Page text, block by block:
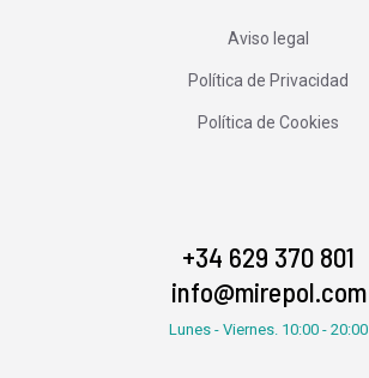
Aviso legal
Política de Privacidad
Política de Cookies
+34 629 370 801
info@mirepol.com
Lunes - Viernes. 10:00 - 20:00